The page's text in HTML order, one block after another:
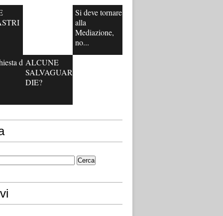
Si deve tornare
alla
Mediazione,
no...
di ALCUNE
SALVAGUAR
DIE?